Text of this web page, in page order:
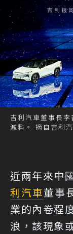
吉利汽車董事長
減料。 摘自吉利
近兩年來中
利汽車董事
業的內卷程
浪，該現象